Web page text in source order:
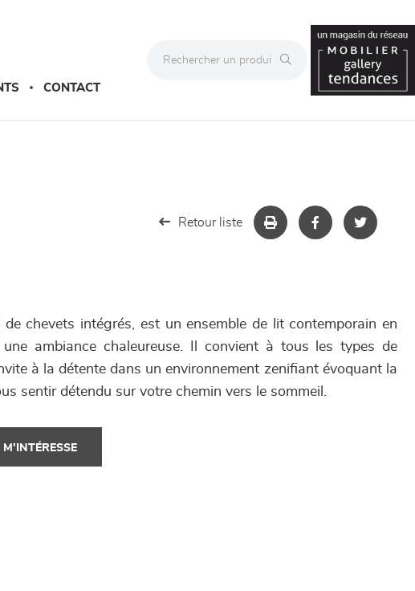
CONTACT
Retour liste
de chevets intégrés, est un ensemble de lit contemporain en
ambiance chaleureuse. Il convient à tous les types de
à la détente dans un environnement zenifiant évoquant la
sentir détendu sur votre chemin vers le sommeil.